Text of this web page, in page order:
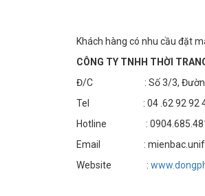
Khách hàng có nhu cầu đặt
CÔNG TY TNHH THỜI
Đ/C : Số 3/3, Đường
Tel : 04 .62 92 92
Hotline :
Email :
Website :